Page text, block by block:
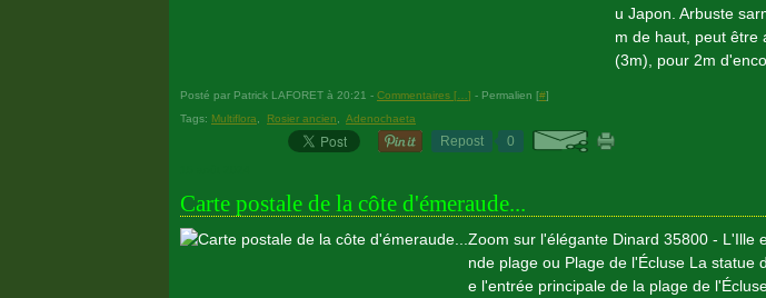
u Japon. Arbuste
m de haut, peut être
(3m), pour 2m
Posté par Patrick LAFORET à 20:21 - Commentaires [ ] - Permalien [#]
Tags: Multiflora Rosier ancien Adenochaeta
Repost 0
Carte postale de la côte d'émeraude...
Zoom sur l'élégante Dinard 35800 - L'Ille
nde plage ou Plage de l'Écluse La statue
e l'entrée principale de la plage de